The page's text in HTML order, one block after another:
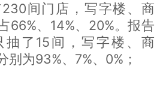
间门店，写字楼、商
66%、14%、20%。报告
抽了15间，写字楼、商
别为93%、7%、0%；